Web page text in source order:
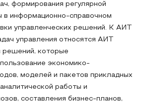
формирования регулярной
в информационно-справочном
управленческих решений. К АИТ
управления относятся АИТ
решений, которые
экономико-
моделей и пакетов прикладных
работы и
составления бизнес-планов,